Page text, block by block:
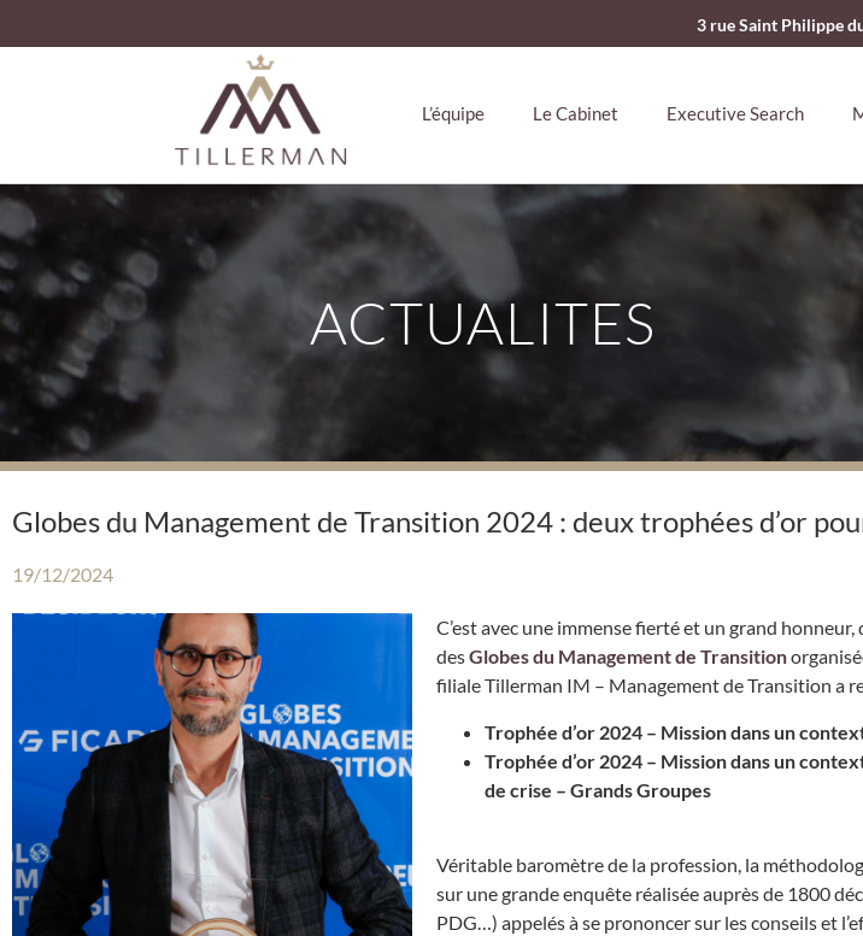
3 rue Saint Philippe
L’équipe Le Cabinet Executive Search
ACTUALITES
Globes du Management de Transition 2024 : deux trophées d’or
19/12/2024
C’est avec une immense fierté et un grand honneur,
desGlobes du Management de Transition
filiale Tillerman IM – Management de Transition a
Trophée d’or 2024 – Mission dans un
Trophée d’or 2024 – Mission dans un
de crise – Grands Groupes
Véritable baromètre de la profession, la
sur une grande enquête réalisée auprès de 1800
PDG…) appelés à se prononcer sur les conseils et